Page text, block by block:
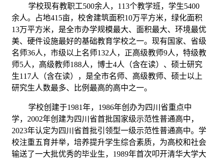
学校现有教职工500余人， 113个教学班，学生5400
余人。占地415亩，校舍建筑面积10万平方米，绿化面积
13万平方米，是全市办学规模最大、面积最大、环境最优
美、硬件设施最好的基础教育学校之一。现有国家、省级
名师36人，市级以上名师132人，正高级教师9人，特级教
师5人，高级教师188人，博士4人（含在读）、硕士研究
生117人（含在读），是全市名师、高级教师、硕士以上
研究生人数最多、比例最高的高中之一。
学校创建于1981年，1986年创办为四川省重点中
学， 2002年创建为四川省首批国家级示范性普通高中，
2023年认定为四川省首批引领型一级示范性普通高中。学
校注重五育并举，培养提升学生综合素质，为高校和社会
输送了一大批优秀的毕业生， 1989年首次叩开清华大学大